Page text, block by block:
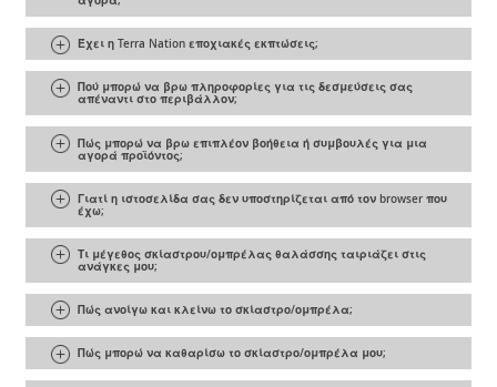
Έχει η Terra Nation εποχιακές εκπτώσεις;
Πού μπορώ να βρω πληροφορίες για τις δεσμεύσεις σας
απέναντι στο περιβάλλον;
Πώς μπορώ να βρω επιπλέον βοήθεια ή συμβουλές για μια
αγορά προϊόντος;
Γιατί η ιστοσελίδα σας δεν υποστηρίζεται από τον browser που
έχω;
Τι μέγεθος σκίαστρου/ομπρέλας θαλάσσης ταιριάζει στις
ανάγκες μου;
Πώς ανοίγω και κλείνω το σκίαστρο/ομπρέλα;
Πώς μπορώ να καθαρίσω το σκίαστρο/ομπρέλα μου;